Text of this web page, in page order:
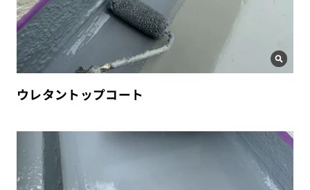
ウレタントップコート